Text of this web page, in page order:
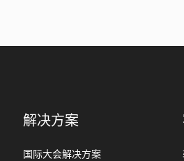
解决方案
国际大会解决方案